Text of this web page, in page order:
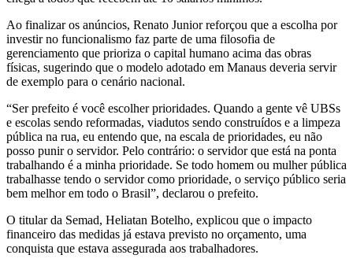
Ao finalizar os anúncios, Renato Junior reforçou que a escolha por
investir no funcionalismo faz parte de uma filosofia de
gerenciamento que prioriza o capital humano acima das obras
físicas, sugerindo que o modelo adotado em Manaus deveria servir
de exemplo para o cenário nacional.
“Ser prefeito é você escolher prioridades. Quando a gente vê UBSs
e escolas sendo reformadas, viadutos sendo construídos e a limpeza
pública na rua, eu entendo que, na escala de prioridades, eu não
posso punir o servidor. Pelo contrário: o servidor que está na ponta
trabalhando é a minha prioridade. Se todo homem ou mulher pública
trabalhasse tendo o servidor como prioridade, o serviço público seria
bem melhor em todo o Brasil”, declarou o prefeito.
O titular da Semad, Heliatan Botelho, explicou que o impacto
financeiro das medidas já estava previsto no orçamento, uma
conquista que estava assegurada aos trabalhadores.